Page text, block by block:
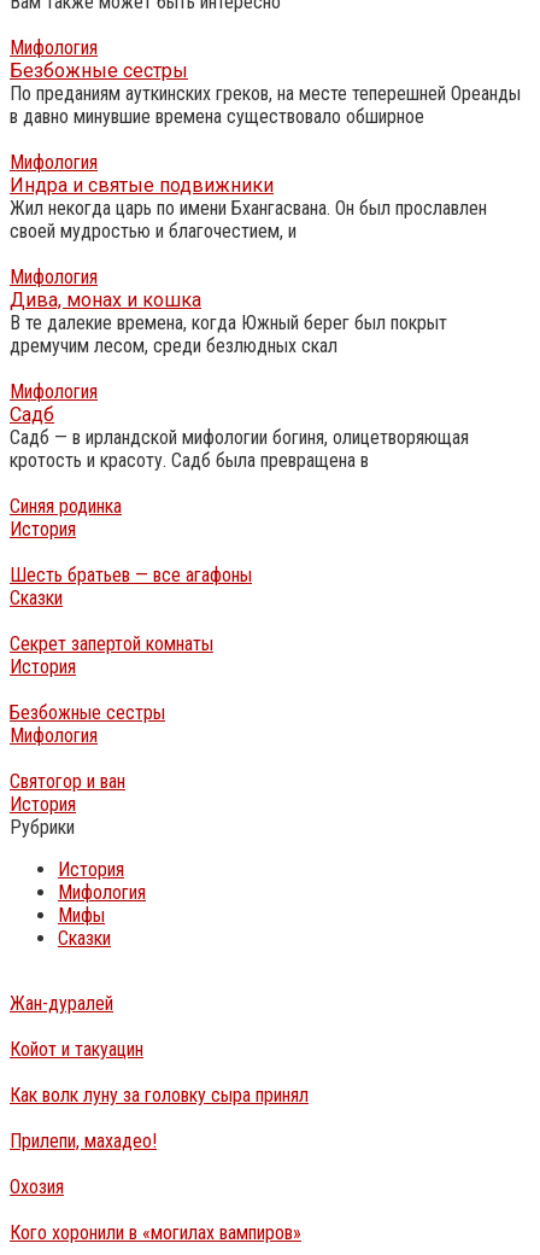
Мифология
Безбожные сестры
По преданиям ауткинских греков, на месте теперешней Ореанды
в давно минувшие времена существовало обширное
Мифология
Индра и святые подвижники
Жил некогда царь по имени Бхангасвана. Он был прославлен
своей мудростью и благочестием, и
Мифология
Дива, монах и кошка
В те далекие времена, когда Южный берег был покрыт
дремучим лесом, среди безлюдных скал
Мифология
Садб
Садб — в ирландской мифологии богиня, олицетворяющая
кротость и красоту. Садб была превращена в
Синяя родинка
История
Шесть братьев — все агафоны
Сказки
Секрет запертой комнаты
История
Безбожные сестры
Мифология
Святогор и ван
История
Рубрики
История
Мифология
Мифы
Сказки
Жан-дуралей
Койот и такуацин
Как волк луну за головку сыра принял
Прилепи, махадео!
Охозия
Кого хоронили в «могилах вампиров»